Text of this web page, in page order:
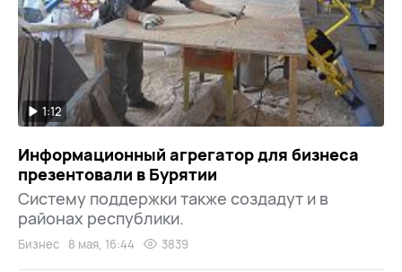
1:12
Информационный агрегатор для бизнеса
презентовали в Бурятии
Систему поддержки также создадут и в
районах республики.
Бизнес 8 мая, 16:44 3839